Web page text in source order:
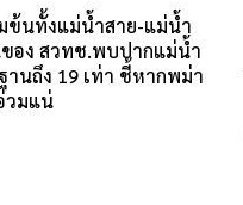
ข้นทั้งแม่น้ำสาย-แม่น้ำ
อง สวทช.พบปากแม่น้ำ
านถึง 19 เท่า ชี้หากพม่า
วมแน่